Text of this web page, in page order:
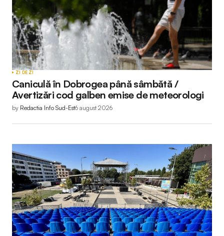
ZI DE ZI
Caniculă în Dobrogea până sâmbătă /
Avertizări cod galben emise de meteorologi
by Redactia Info Sud-Est6 august 2026